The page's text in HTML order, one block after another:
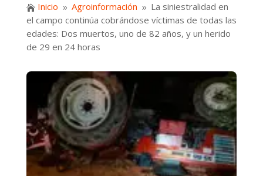
 Inicio 9 Agroinformación 9 La siniestralidad en
el campo continúa cobrándose víctimas de todas las
edades: Dos muertos, uno de 82 años, y un herido
de 29 en 24 horas